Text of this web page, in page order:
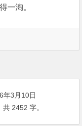
一淘。
年3月10日
共 2452 字。